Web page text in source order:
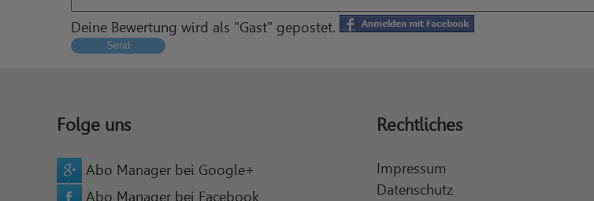
Deine Bewertung wird als "Gast" gepostet.
Send
Folge uns
Abo Manager bei Google+
Abo Manager bei Facebook
Rechtliches
Impressum
Datenschutz